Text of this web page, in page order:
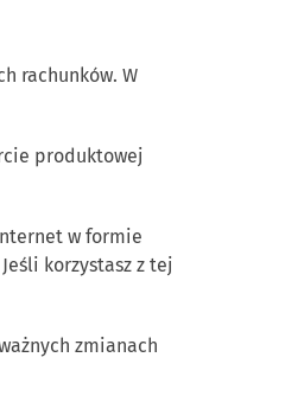
rachunków. W
produktowej
w formie
korzystasz z tej
zmianach